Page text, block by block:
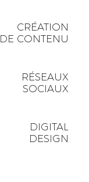
CRÉATION
DE CONTENU
RÉSEAUX
SOCIAUX
DIGITAL
DESIGN